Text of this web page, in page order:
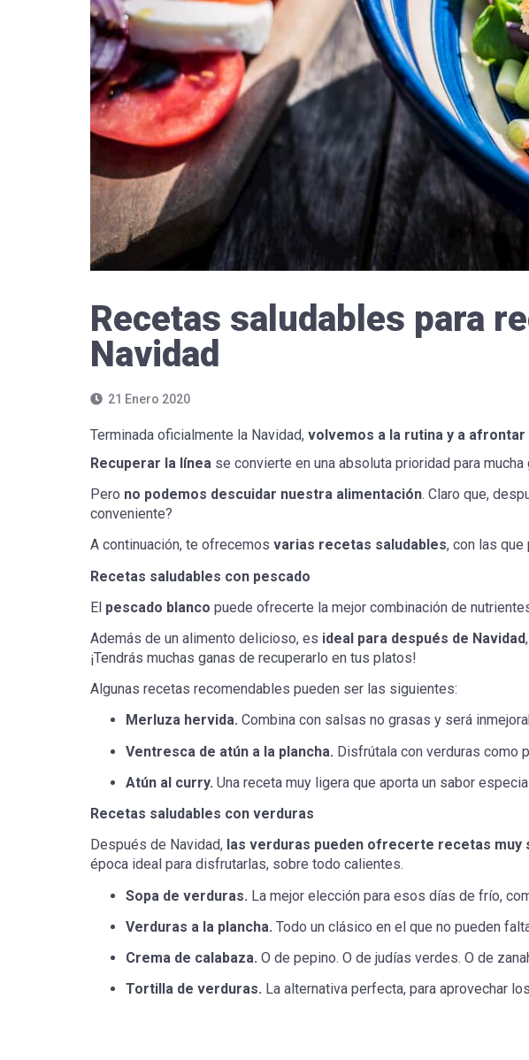
Recetas saludables para
Navidad
21 Enero 2020
Terminada oficialmente la Navidad, volvemos a la rutina y a
Recuperar la línea se convierte en una absoluta prioridad para
Pero no podemos descuidar nuestra alimentación. Claro que,
conveniente?
A continuación, te ofrecemos varias recetas saludables, con las
Recetas saludables con pescado
El pescado blanco puede ofrecerte la mejor combinación de
Además de un alimento delicioso, es ideal para después de Navidad
¡Tendrás muchas ganas de recuperarlo en tus platos!
Algunas recetas recomendables pueden ser las siguientes:
Merluza hervida. Combina con salsas no grasas y será
Ventresca de atún a la plancha. Disfrútala con verduras como
Atún al curry. Una receta muy ligera que aporta un sabor
Recetas saludables con verduras
Después de Navidad, las verduras pueden ofrecerte recetas muy
época ideal para disfrutarlas, sobre todo calientes.
Sopa de verduras. La mejor elección para esos días de frío,
Verduras a la plancha. Todo un clásico en el que no pueden
Crema de calabaza. O de pepino. O de judías verdes. O de
Tortilla de verduras. La alternativa perfecta, para aprovechar